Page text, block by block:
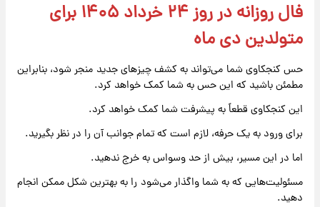
فال روزانه در روز ۲۴ خرداد ۱۴۰۵ برای
متولدین دی ماه
حس کنجکاوی شما می‌تواند به کشف چیزهای جدید منجر شود، بنابراین
مطمئن باشید که این حس به شما کمک خواهد کرد.
این کنجکاوی قطعاً به پیشرفت شما کمک خواهد کرد.
برای ورود به یک حرفه، لازم است که تمام جوانب آن را در نظر بگیرید.
اما در این مسیر، بیش از حد وسواس به خرج ندهید.
مسئولیت‌هایی که به شما واگذار می‌شود را به بهترین شکل ممکن انجام
دهید.